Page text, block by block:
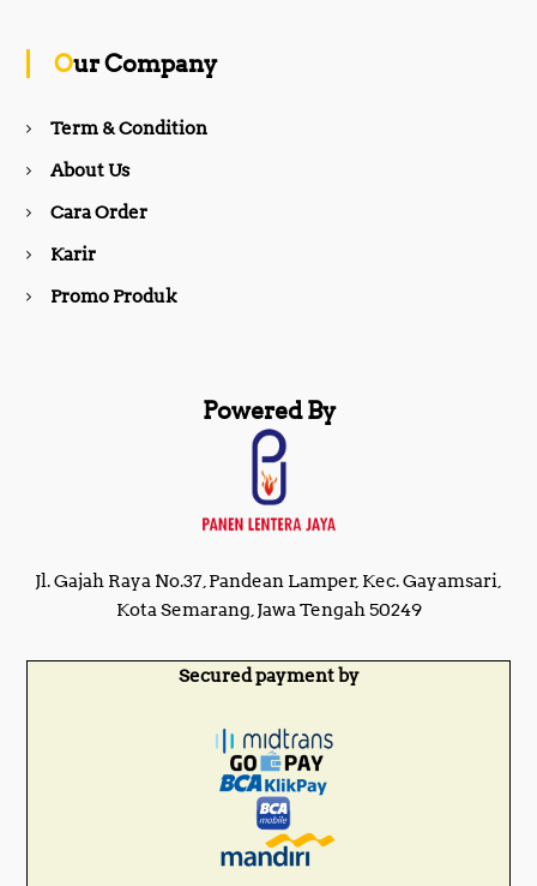
k
Our Company
Term & Condition
About Us
Cara Order
Karir
Promo Produk
Powered By
Jl. Gajah Raya No.37, Pandean Lamper, Kec. Gayamsari,
Kota Semarang, Jawa Tengah 50249
Secured payment by